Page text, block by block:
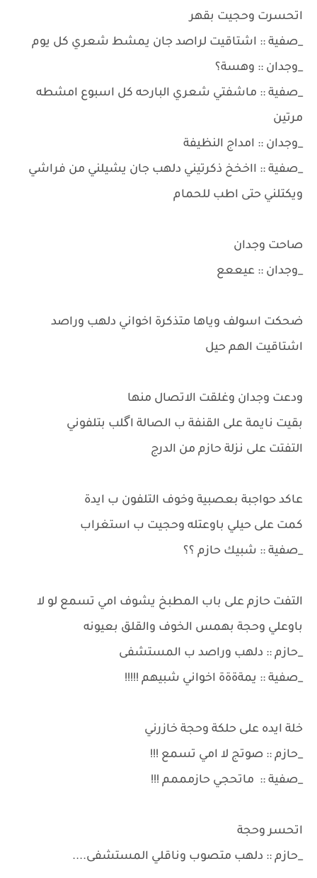
اتحسرت وحجيت بقهر
_صفية :: اشتاقيت لراصد جان يمشط شعري كل يوم
_وجدان :: وهسة؟
_صفية :: ماشفتي شعري البارحه كل اسبوع امشطه
مرتين
_وجدان :: امداج النظيفة
_صفية :: ااخخخ ذكرتيني دلهب جان يشيلني من فراشي
ويكتلني حتى اطب للحمام
صاحت وجدان
_وجدان :: عيععع
ضحكت اسولف وياها متذكرة اخواني دلهب وراصد
اشتاقيت الهم حيل
ودعت وجدان وغلقت الاتصال منها
بقيت نايمة على القنفة ب الصالة اگلب بتلفوني
التفتت على نزلة حازم من الدرج
عاكد حواجبة بعصبية وخوف التلفون ب ايدة
كمت على حيلي باوعتله وحجيت ب استغراب
_صفية :: شبيك حازم ؟؟
التفت حازم على باب المطبخ يشوف امي تسمع لو لا
باوعلي وحجة بهمس الخوف والقلق بعيونه
_حازم :: دلهب وراصد ب المستشفى
_صفية :: يمةةةة اخواني شبيهم !!!!!
خلة ايده على حلكة وحجة خازرني
_حازم :: صوتج لا امي تسمع !!!
_صفية :: ماتحجي حازمممم !!!
اتحسر وحجة
_حازم :: دلهب متصوب وناقلي المستشفى....